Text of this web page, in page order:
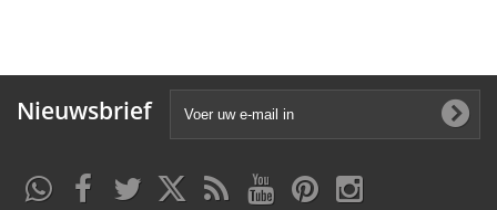
Nieuwsbrief